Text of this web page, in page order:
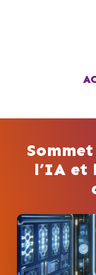
l’IA et